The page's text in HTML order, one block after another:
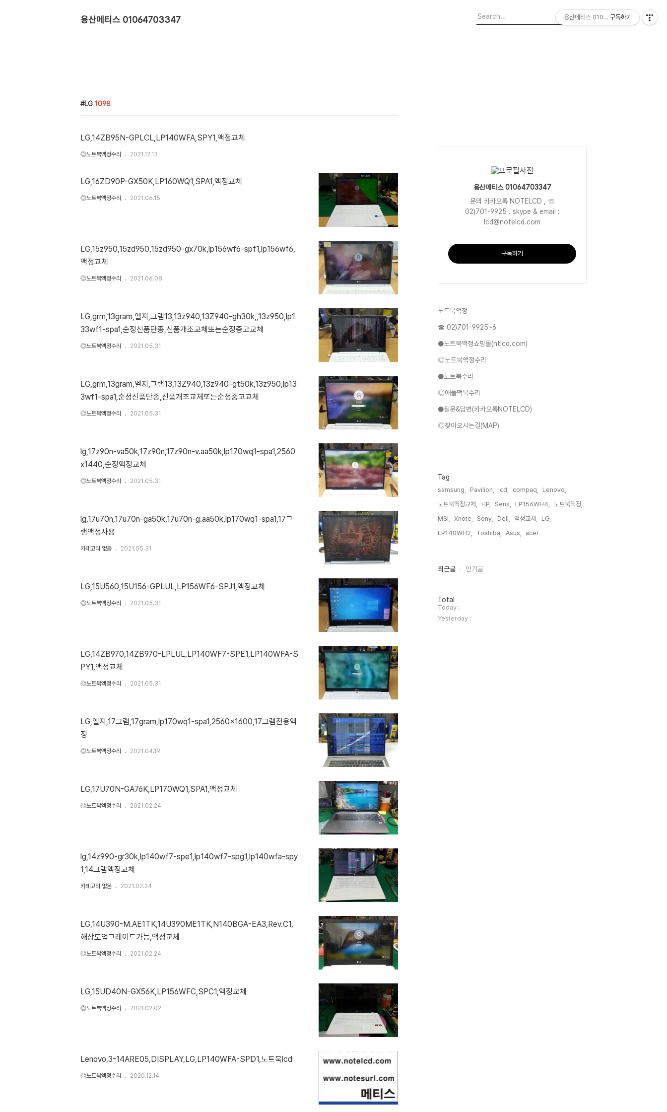
용산메티스 01064703347
LG 1098
LG,14ZB95N-GPLCL,LP140WFA,SPY1,액정교체
◎노트북액정수리 2021.12.13
LG,16ZD90P-GX50K,LP160WQ1,SPA1,액정교체
◎노트북액정수리 2021.06.15
LG,15z950,15zd950,15zd950-gx70k,lp156wf6-spf1,lp156wf6,
액정교체
◎노트북액정수리 2021.06.08
LG,grm,13gram,엘지,그램13,13z940,13Z940-gh30k,,13z950,lp1
33wf1-spa1,순정신품단종,신품개조교체또는순정중고교체
◎노트북액정수리 2021.05.31
LG,grm,13gram,엘지,그램13,13Z940,13z940-gt50k,13z950,lp13
3wf1-spa1,순정신품단종,신품개조교체또는순정중고교체
◎노트북액정수리 2021.05.31
lg,17z90n-va50k,17z90n,17z90n-v.aa50k,lp170wq1-spa1,2560
x1440,순정액정교체
◎노트북액정수리 2021.05.31
lg,17u70n,17u70n-ga50k,17u70n-g.aa50k,lp170wq1-spa1,17그
램액정사용
카테고리 없음 2021.05.31
LG,15U560,15U156-GPLUL,LP156WF6-SPJ1,액정교체
◎노트북액정수리 2021.05.31
LG,14ZB970,14ZB970-LPLUL,LP140WF7-SPE1,LP140WFA-S
PY1,액정교체
◎노트북액정수리 2021.05.31
LG,엘지,17그램,17gram,lp170wq1-spa1,2560x1600,17그램전용액
정
◎노트북액정수리 2021.04.19
LG,17U70N-GA76K,LP170WQ1,SPA1,액정교체
◎노트북액정수리 2021.02.24
lg,14z990-gr30k,lp140wf7-spe1,lp140wf7-spg1,lp140wfa-spy
1,14그램액정교체
카테고리 없음 2021.02.24
LG,14U390-M.AE1TK,14U390ME1TK,N140BGA-EA3,Rev.C1,
해상도업그레이드가능,액정교체
◎노트북액정수리 2021.02.24
LG,15UD40N-GX56K,LP156WFC,SPC1,액정교체
◎노트북액정수리 2021.02.02
Lenovo,3-14ARE05,DISPLAY,LG,LP140WFA-SPD1,노트북lcd
◎노트북액정수리 2020.12.14
용산메티스 01064703347
문의 카카오톡 NOTELCD , ☏
02)701-9925 . skype & email :
lcd@notelcd.com
구독하기
노트북액정
☎ 02)701-9925~6
●노트북액정쇼핑몰(ntlcd.com)
◎노트북액정수리
●노트북수리
◎애플맥북수리
●질문&답변(카카오톡NOTELCD)
◎찾아오시는길(MAP)
Tag
samsung, Pavilion, lcd, compaq,
Lenovo,
노트북액정교체,
HP, Sens, LP156WH4,
노트북액정,
MSI,
Xnote, Sony, Dell, 액정교체,
LG,
LP140WH2,
Toshiba, Asus, acer,
최
인
기
글
최근글 인기글
방
문
자
수
Total
Today :
Yesterday :
용산메티스 01064703347
구독하기